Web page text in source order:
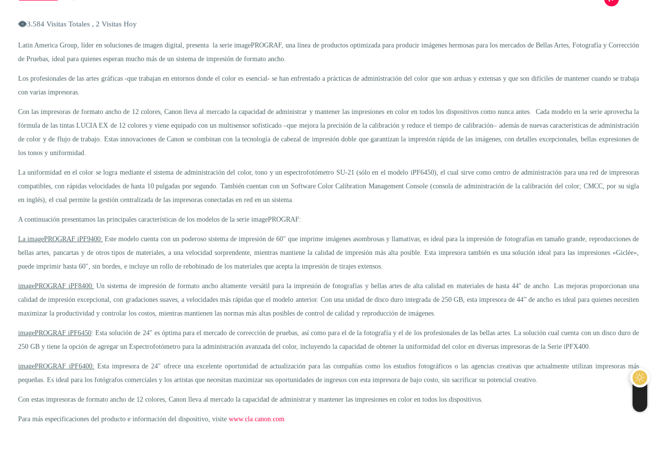
3.584 Visitas Totales , 2 Visitas Hoy
Latin America Group, líder en soluciones de imagen digital, presenta la serie imagePROGRAF, una línea de productos optimizada para producir imágenes hermosas para los mercados de Bellas Artes, Fotografía y Corrección
de Pruebas, ideal para quienes esperan mucho más de un sistema de impresión de formato ancho.
Los profesionales de las artes gráficas -que trabajan en entornos donde el color es esencial- se han enfrentado a prácticas de administración del color que son arduas y extensas y que son difíciles de mantener cuando se trabaja
con varias impresoras.
Con las impresoras de formato ancho de 12 colores, Canon lleva al mercado la capacidad de administrar y mantener las impresiones en color en todos los dispositivos como nunca antes. Cada modelo en la serie aprovecha la
fórmula de las tintas LUCIA EX de 12 colores y viene equipado con un multisensor sofisticado –que mejora la precisión de la calibración y reduce el tiempo de calibración– además de nuevas características de administración
de color y de flujo de trabajo. Estas innovaciones de Canon se combinan con la tecnología de cabezal de impresión doble que garantizan la impresión rápida de las imágenes, con detalles excepcionales, bellas expresiones de
los tonos y uniformidad.
La uniformidad en el color se logra mediante el sistema de administración del color, tono y un espectrofotómetro SU-21 (sólo en el modelo iPF6450), el cual sirve como centro de administración para una red de impresoras
compatibles, con rápidas velocidades de hasta 10 pulgadas por segundo. También cuentan con un Software Color Calibration Management Console (consola de administración de la calibración del color; CMCC, por su sigla
en inglés), el cual permite la gestión centralizada de las impresoras conectadas en red en un sistema.
A continuación presentamos las principales características de los modelos de la serie imagePROGRAF:
La imagePROGRAF iPF9400: Este modelo cuenta con un poderoso sistema de impresión de 60″ que imprime imágenes asombrosas y llamativas; es ideal para la impresión de fotografías en tamaño grande, reproducciones de
bellas artes, pancartas y de otros tipos de materiales, a una velocidad sorprendente, mientras mantiene la calidad de impresión más alta posible. Esta impresora también es una solución ideal para las impresiones «Giclée»,
puede imprimir hasta 60″, sin bordes, e incluye un rollo de rebobinado de los materiales que acepta la impresión de tirajes extensos.
imagePROGRAF iPF8400: Un sistema de impresión de formato ancho altamente versátil para la impresión de fotografías y bellas artes de alta calidad en materiales de hasta 44″ de ancho. Las mejoras proporcionan una
calidad de impresión excepcional, con gradaciones suaves, a velocidades más rápidas que el modelo anterior. Con una unidad de disco duro integrada de 250 GB, esta impresora de 44” de ancho es ideal para quienes necesiten
maximizar la productividad y controlar los costos, mientras mantienen las normas más altas posibles de control de calidad y reproducción de imágenes.
imagePROGRAF iPF6450: Esta solución de 24″ es óptima para el mercado de corrección de pruebas, así como para el de la fotografía y el de los profesionales de las bellas artes. La solución cual cuenta con un disco duro de
250 GB y tiene la opción de agregar un Espectrofotómetro para la administración avanzada del color, incluyendo la capacidad de obtener la uniformidad del color en diversas impresoras de la Serie iPFX400.
imagePROGRAF iPF6400: Esta impresora de 24″ ofrece una excelente oportunidad de actualización para las compañías como los estudios fotográficos o las agencias creativas que actualmente utilizan impresoras más
pequeñas. Es ideal para los fotógrafos comerciales y los artistas que necesitan maximizar sus oportunidades de ingresos con esta impresora de bajo costo, sin sacrificar su potencial creativo.
Con estas impresoras de formato ancho de 12 colores, Canon lleva al mercado la capacidad de administrar y mantener las impresiones en color en todos los dispositivos.
Para más especificaciones del producto e información del dispositivo, visite www.cla.canon.com